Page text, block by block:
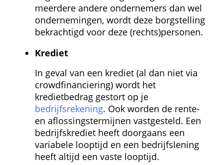
meerdere andere ondernemers dan wel
ondernemingen, wordt deze borgstelling
bekrachtigd voor deze (rechts)personen.
Krediet
In geval van een krediet (al dan niet via
crowdfinanciering) wordt het
kredietbedrag gestort op je
bedrijfsrekening. Ook worden de rente-
en aflossingstermijnen vastgesteld. Een
bedrijfskrediet heeft doorgaans een
variabele looptijd en een bedrijfslening
heeft altijd een vaste looptijd.